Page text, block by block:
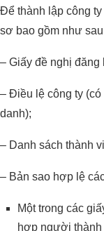
Để thành lập công
sơ bao gồm như
– Giấy đề nghị đăng
– Điều lệ công ty
danh);
– Danh sách thành
– Bản sao hợp lệ
Một trong các
hợp người thành